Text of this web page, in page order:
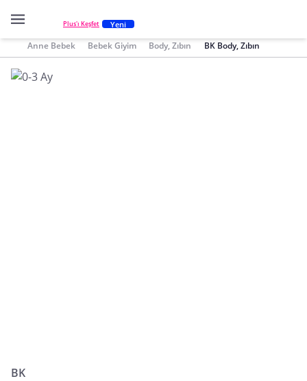
Plus'ı Keşfet Yeni
Anne Bebek Bebek Giyim Body, Zıbın BK Body, Zıbın
BK